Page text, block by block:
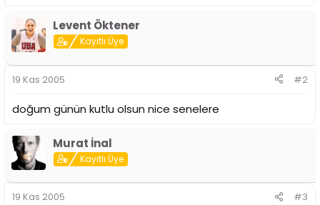
n
i
Levent Öktener
Kayıtlı Üye
19 Kas 2005 #2
doğum günün kutlu olsun nice senelere
Murat İnal
Kayıtlı Üye
19 Kas 2005 #3